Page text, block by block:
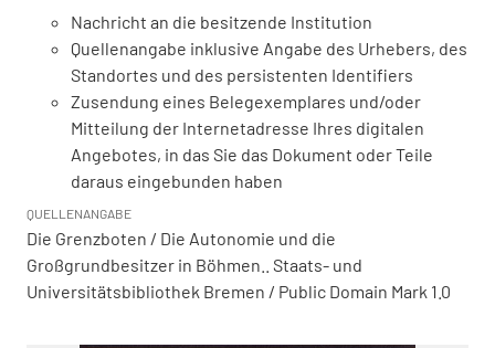
Nachricht an die besitzende Institution
Quellenangabe inklusive Angabe des Urhebers, des
Standortes und des persistenten Identifiers
Zusendung eines Belegexemplares und/oder
Mitteilung der Internetadresse Ihres digitalen
Angebotes, in das Sie das Dokument oder Teile
daraus eingebunden haben
QUELLENANGABE
Die Grenzboten / Die Autonomie und die
Großgrundbesitzer in Böhmen.. Staats- und
Universitätsbibliothek Bremen / Public Domain Mark 1.0